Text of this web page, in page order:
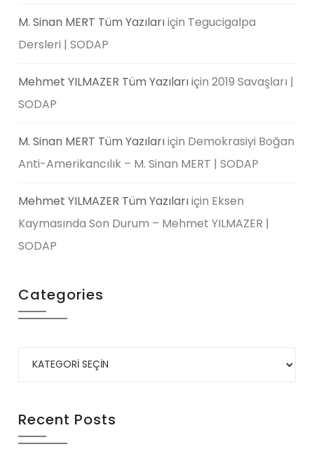
M. Sinan MERT Tüm Yazılarıiçin Tegucigalpa
Dersleri | SODAP
Mehmet YILMAZER Tüm Yazılarıiçin2019 Savaşları |
SODAP
M. Sinan MERT Tüm Yazılarıiçin Demokrasiyi Boğan
Anti-Amerikancılık – M. Sinan MERT | SODAP
Mehmet YILMAZER Tüm Yazılarıiçin Eksen
Kaymasında Son Durum – Mehmet YILMAZER |
SODAP
Categories
Recent Posts